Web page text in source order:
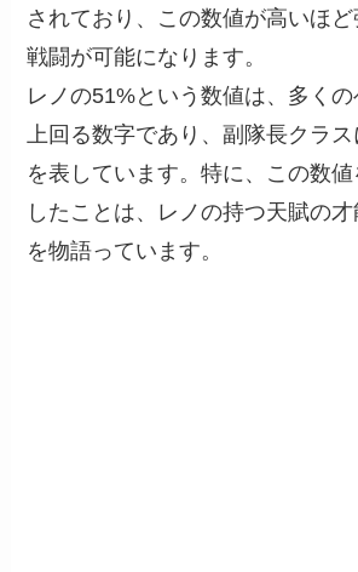
されており、この数値が高いほ
戦闘が可能になります。
レノの51%という数値は、多く
上回る数字であり、副隊長クラ
を表しています。特に、この数
したことは、レノの持つ天賦の
を物語っています。